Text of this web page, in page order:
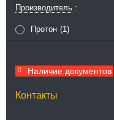
Производитель
Протон 1
Наличие документов
Контакты